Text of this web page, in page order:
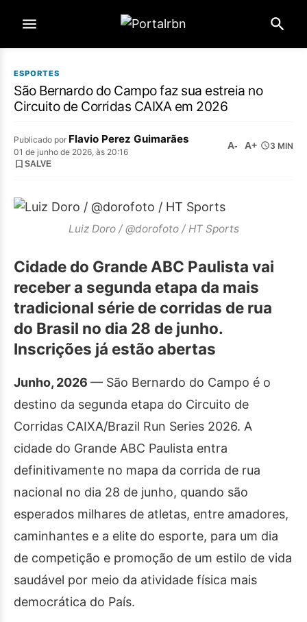
ESPORTES
São Bernardo do Campo faz sua estreia no
Circuito de Corridas CAIXA em 2026
Publicado por Flavio Perez Guimarães
01 de junho de 2026, às 20:16
A- A+ 3 MIN
SALVE
Luiz Doro / @dorofoto / HT Sports
Cidade do Grande ABC Paulista vai
receber a segunda etapa da mais
tradicional série de corridas de rua
do Brasil no dia 28 de junho.
Inscrições já estão abertas
Junho, 2026 — São Bernardo do Campo é o
destino da segunda etapa do Circuito de
Corridas CAIXA/Brazil Run Series 2026. A
cidade do Grande ABC Paulista entra
definitivamente no mapa da corrida de rua
nacional no dia 28 de junho, quando são
esperados milhares de atletas, entre amadores,
caminhantes e a elite do esporte, para um dia
de competição e promoção de um estilo de vida
saudável por meio da atividade física mais
democrática do País.